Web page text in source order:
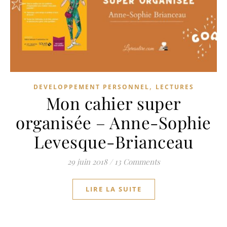
DEVELOPPEMENT PERSONNEL, LECTURES
Mon cahier super
organisée – Anne-Sophie
Levesque-Brianceau
29 juin 2018 / 13 Comments
LIRE LA SUITE